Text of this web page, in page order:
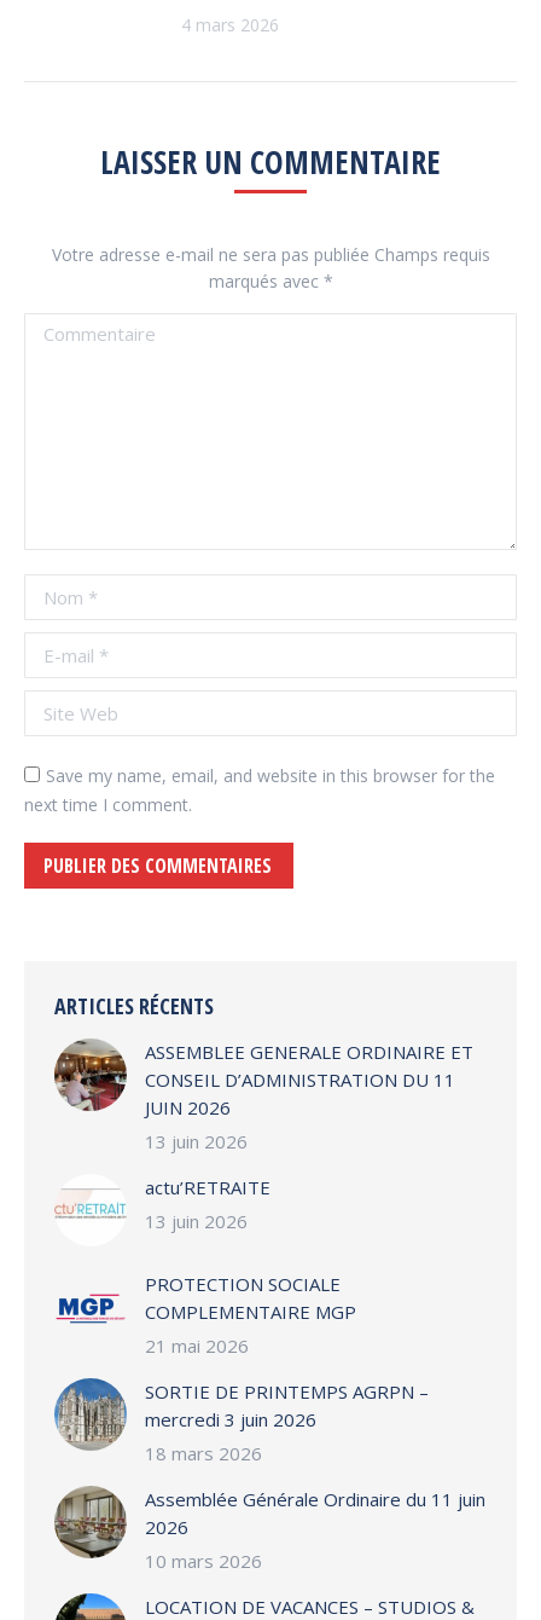
4 mars 2026
LAISSER UN COMMENTAIRE
Votre adresse e-mail ne sera pas publiée Champs requis
marqués avec *
Commentaire
Nom *
E-mail *
Site Web
Save my name, email, and website in this browser for the
next time I comment.
PUBLIER DES COMMENTAIRES
ARTICLES RÉCENTS
ASSEMBLEE GENERALE ORDINAIRE ET
CONSEIL D’ADMINISTRATION DU 11
JUIN 2026
13 juin 2026
actu’RETRAITE
13 juin 2026
PROTECTION SOCIALE
COMPLEMENTAIRE MGP
21 mai 2026
SORTIE DE PRINTEMPS AGRPN –
mercredi 3 juin 2026
18 mars 2026
Assemblée Générale Ordinaire du 11 juin
2026
10 mars 2026
LOCATION DE VACANCES – STUDIOS &